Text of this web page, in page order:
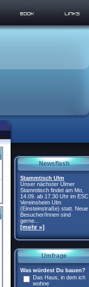
Newsflash
Stammtisch Ulm
Unser nächster Ulmer
Stammtisch findet am Mo,
14.09. ab 17.30 Uhr im ESC
Vereinsheim Ulm
(Einsteinstraße) statt. Neue
Besucher/Innen sind
gerne...
[mehr »]
Umfrage
Was würdest Du bauen?
Das Haus, in dem ich
wohne